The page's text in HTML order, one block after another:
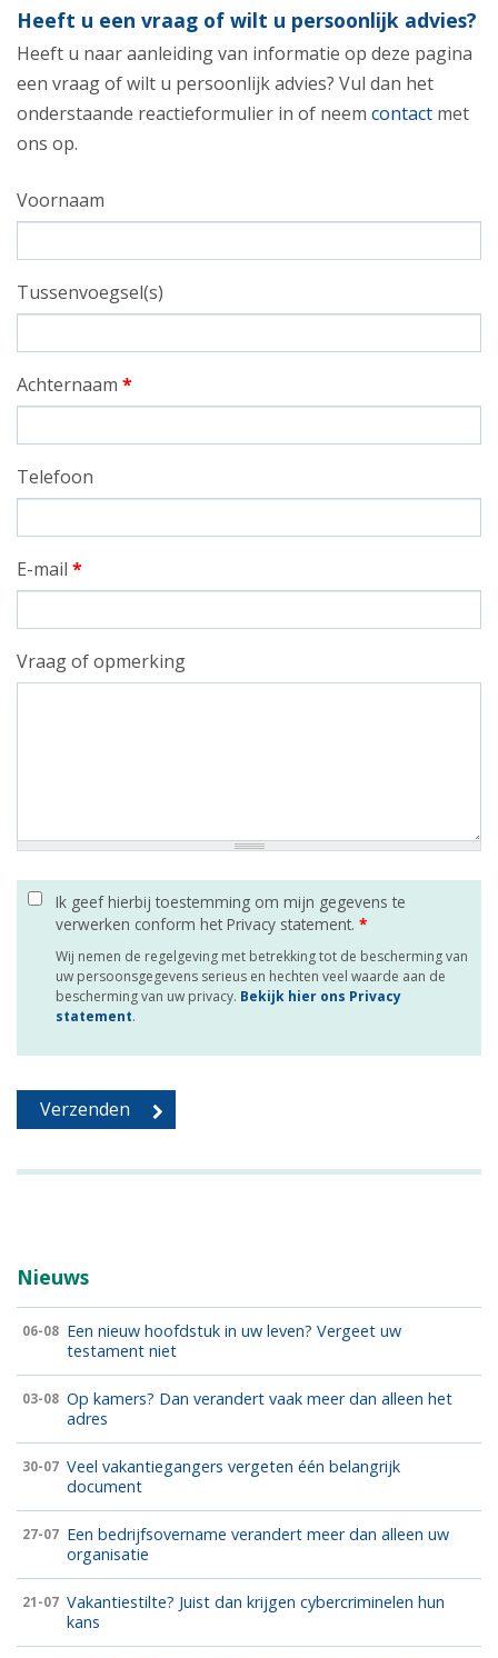
Heeft u een vraag of wilt u persoonlijk advies?
Heeft u naar aanleiding van informatie op deze pagina
een vraag of wilt u persoonlijk advies? Vul dan het
onderstaande reactieformulier in of neem contact met
ons op.
Voornaam
Tussenvoegsel(s)
Achternaam *
Telefoon
E-mail *
Vraag of opmerking
Ik geef hierbij toestemming om mijn gegevens te
verwerken conform het Privacy statement. *
Wij nemen de regelgeving met betrekking tot de bescherming van
uw persoonsgegevens serieus en hechten veel waarde aan de
bescherming van uw privacy. Bekijk hier ons Privacy
statement.
Nieuws
06-08 Een nieuw hoofdstuk in uw leven? Vergeet uw
testament niet
03-08 Op kamers? Dan verandert vaak meer dan alleen het
adres
30-07 Veel vakantiegangers vergeten één belangrijk
document
27-07 Een bedrijfsovername verandert meer dan alleen uw
organisatie
21-07 Vakantiestilte? Juist dan krijgen cybercriminelen hun
kans